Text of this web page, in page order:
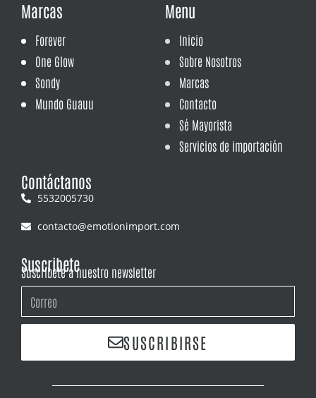
Marcas
Forever
One Glow
Sondy
Mundo Guauu
Menu
Inicio
Sobre Nosotros
Marcas
Contacto
Sé Mayorista
Servicios de importación
Contáctanos
5532005730
contacto@emotionimport.com
Suscribete
Suscríbete a nuestro newsletter
SUSCRIBIRSE